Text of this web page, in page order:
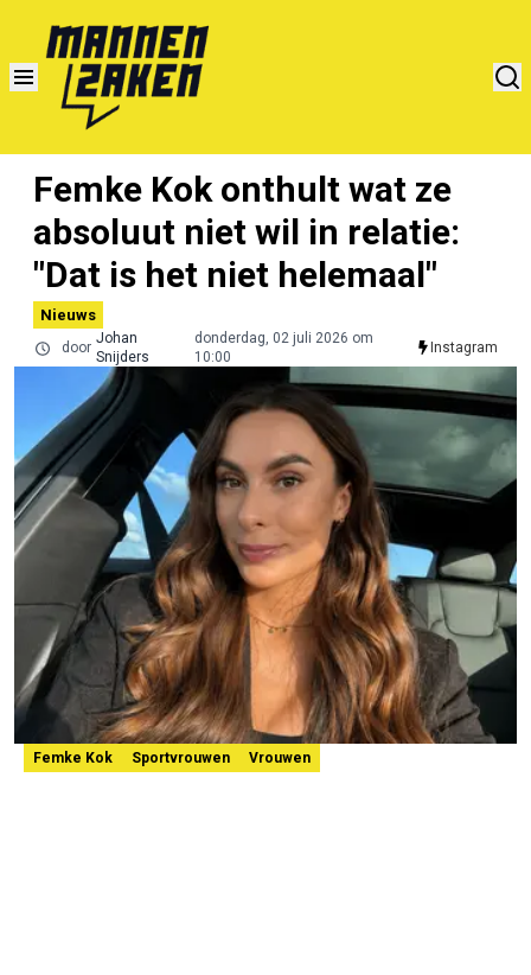
Femke Kok onthult wat ze
absoluut niet wil in relatie:
"Dat is het niet helemaal"
Nieuws
door
Johan
Snijders
donderdag, 02 juli 2026 om
10:00
Instagram
Femke Kok Sportvrouwen Vrouwen